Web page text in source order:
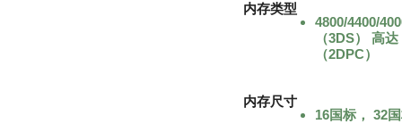
内存类型
4800/4400/
（3DS） 高
（2DPC）
内存尺寸
16国标， 32